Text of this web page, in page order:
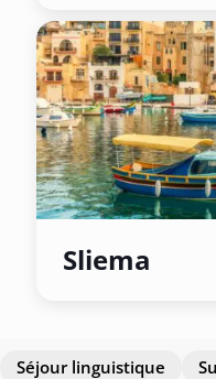
Sliema
Séjour linguistique